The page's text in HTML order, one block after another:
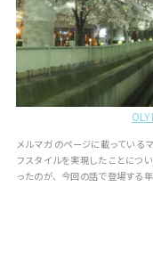
メルマガ のページに載っている
フスタイルを実現したことにつ
ったのが、今回の話で登場する